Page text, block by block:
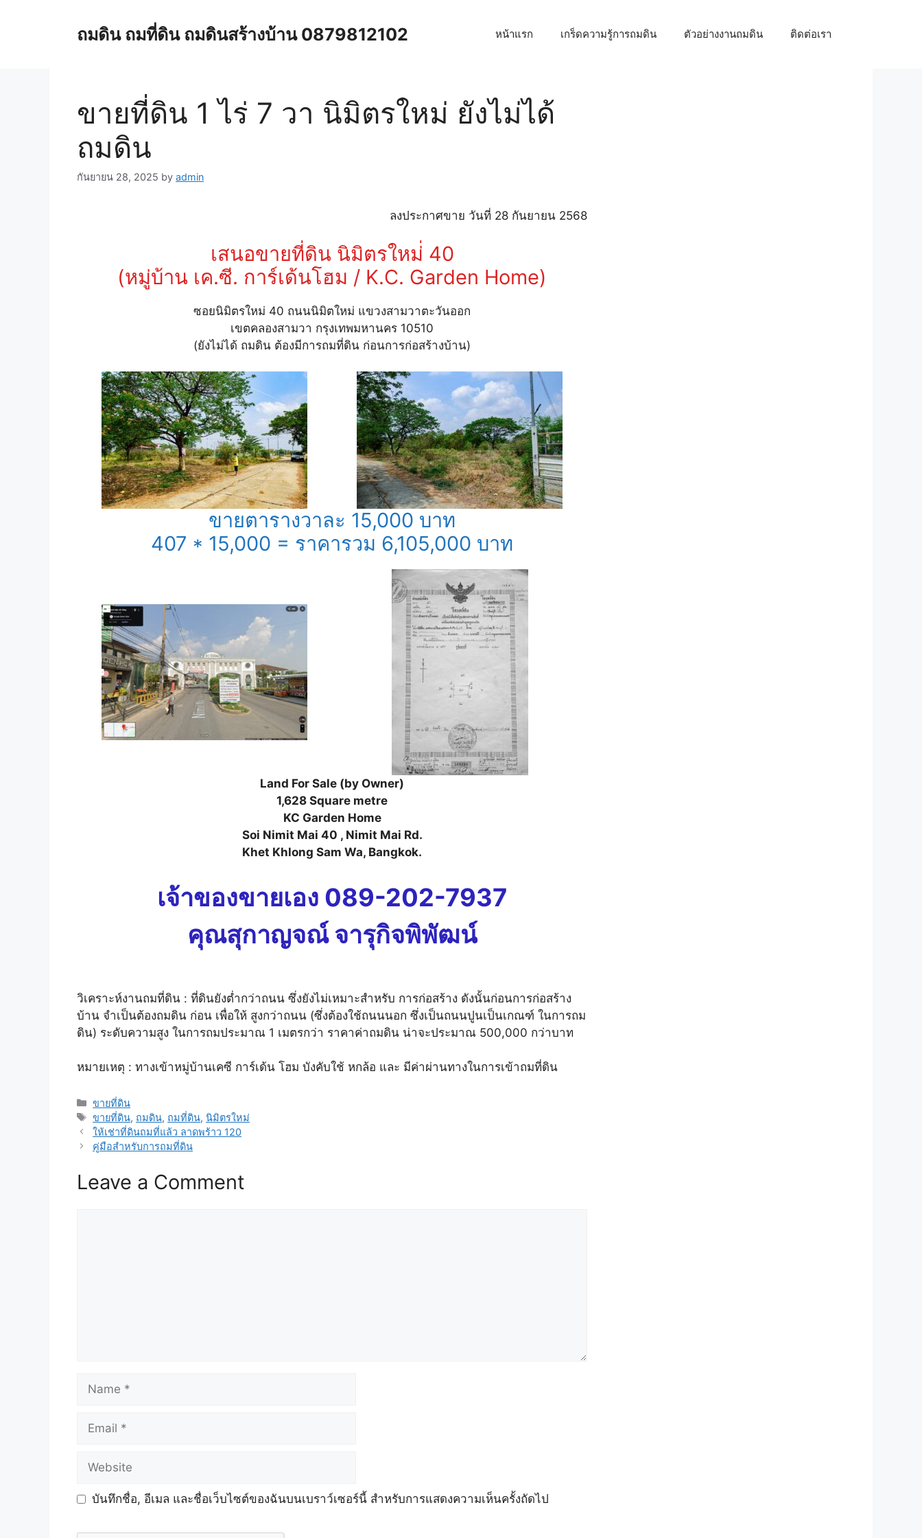
ถมดิน ถมที่ดิน ถมดินสร้างบ้าน 0879812102 หน้าแรก เกร็ดความรู้การถมดิน ตัวอย่างงานถมดิน ติดต่อเรา
ขายที่ดิน 1 ไร่ 7 วา นิมิตรใหม่ ยังไม่ได้
ถมดิน
กันยายน 28, 2025 by admin
ลงประกาศขาย วันที่ 28 กันยายน 2568
เสนอขายที่ดิน นิมิตรใหม่่ 40
(หมู่บ้าน เค.ซี. การ์เด้นโฮม / K.C. Garden Home)
ซอยนิมิตรใหม่ 40 ถนนนิมิตใหม่ แขวงสามวาตะวันออก
เขตคลองสามวา กรุงเทพมหานคร 10510
(ยังไม่ได้ ถมดิน ต้องมีการถมที่ดิน ก่อนการก่อสร้างบ้าน)
ขายตารางวาละ 15,000 บาท
407 * 15,000 = ราคารวม 6,105,000 บาท
Land For Sale (by Owner)
1,628 Square metre
KC Garden Home
Soi Nimit Mai 40 , Nimit Mai Rd.
Khet Khlong Sam Wa, Bangkok.
เจ้าของขายเอง 089-202-7937
คุณสุกาญจณ์ จารุกิจพิพัฒน์
วิเคราะห์งานถมที่ดิน : ที่ดินยังต่ำกว่าถนน ซึ่งยังไม่เหมาะสำหรับ การก่อสร้าง ดังนั้นก่อนการก่อสร้าง
บ้าน จำเป็นต้องถมดิน ก่อน เพื่อให้ สูงกว่าถนน (ซึ่งต้องใช้ถนนนอก ซึ่งเป็นถนนปูนเป็นเกณฑ์ ในการถม
ดิน) ระดับความสูง ในการถมประมาณ 1 เมตรกว่า ราคาค่าถมดิน น่าจะประมาณ 500,000 กว่าบาท
หมายเหตุ : ทางเข้าหมู่บ้านเคซี การ์เด้น โฮม บังคับใช้ หกล้อ และ มีค่าผ่านทางในการเข้าถมที่ดิน
Categories
ขายที่ดิน
Tags
ขายที่ดิน, ถมดิน, ถมที่ดิน,นิมิตรใหม่
ให้เช่าที่ดินถมที่แล้ว ลาดพร้าว 120
คู่มือสำหรับการถมที่ดิน
Leave a Comment
Name
Email
Website
บันทึกชื่อ, อีเมล และชื่อเว็บไซต์ของฉันบนเบราว์เซอร์นี้ สำหรับการแสดงความเห็นครั้งถัดไป